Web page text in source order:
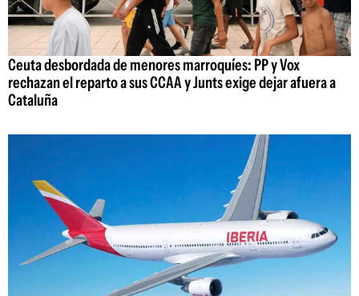
Ceuta desbordada de menores marroquíes: PP y Vox
rechazan el reparto a sus CCAA y Junts exige dejar afuera a
Cataluña